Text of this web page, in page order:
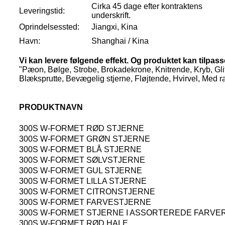
Leveringstid:
Cirka 45 dage efter kontraktens
underskrift.
Oprindelsessted:
Jiangxi, Kina
Havn:
Shanghai / Kina
Vi kan levere følgende effekt. Og produktet kan
"Pæon, Bølge, Strobe, Brokadekrone, Knitrende, Kryb,
Blæksprutte, Bevægelig stjerne, Fløjtende, Hvirvel, Med
PRODUKTNAVN
300S W-FORMET RØD STJERNE
300S W-FORMET GRØN STJERNE
300S W-FORMET BLÅ STJERNE
300S W-FORMET SØLVSTJERNE
300S W-FORMET GUL STJERNE
300S W-FORMET LILLA STJERNE
300S W-FORMET CITRONSTJERNE
300S W-FORMET FARVESTJERNE
300S W-FORMET STJERNE I ASSORTEREDE